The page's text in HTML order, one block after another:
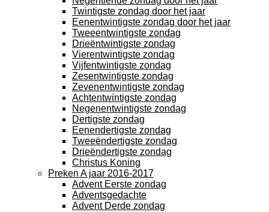
Twintigste zondag door het jaar
Eenentwintigste zondag door het jaar
Tweeentwintigste zondag
Drieëntwintigste zondag
Vierentwintigste zondag
Vijfentwintigste zondag
Zesentwintigste zondag
Zevenentwintigste zondag
Achtentwintigste zondag
Negenentwintigste zondag
Dertigste zondag
Eenendertigste zondag
Tweeëndertigste zondag
Drieëndertigste zondag
Christus Koning
Preken A jaar 2016-2017
Advent Eerste zondag
Adventsgedachte
Advent Derde zondag